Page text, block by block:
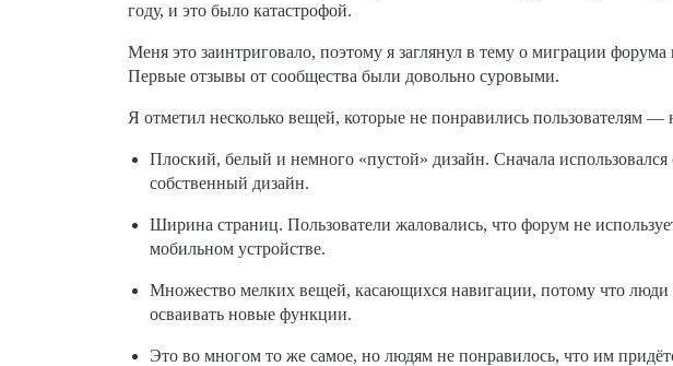
году, и это было катастрофой.
Меня это заинтриговало, поэтому я заглянул в тему о миграции форума
Первые отзывы от сообщества были довольно суровыми.
Я отметил несколько вещей, которые не понравились пользователям
Плоский, белый и немного «пустой» дизайн. Сначала
собственный дизайн.
Ширина страниц. Пользователи жаловались, что форум не
мобильном устройстве.
Множество мелких вещей, касающихся навигации, потому что
осваивать новые функции.
Это во многом то же самое, но людям не понравилось, что им